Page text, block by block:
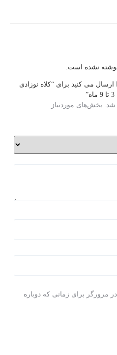
نشده است.
ارسال می کنید برای “کلاه نوزادی
شد. بخش‌های موردنیاز
مرورگر برای زمانی که دوباره